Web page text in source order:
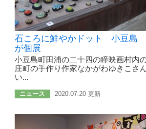
石ころに鮮やかドット 小豆島
が個展
小豆島町田浦の二十四の瞳映画村内
庄町の手作り作家なかがわゆきこさ
い...
ニュース 2020.07.20 更新